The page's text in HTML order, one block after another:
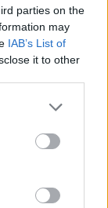
parties on the
may
IAB’s List of
it to other
στο
2 νεκροί